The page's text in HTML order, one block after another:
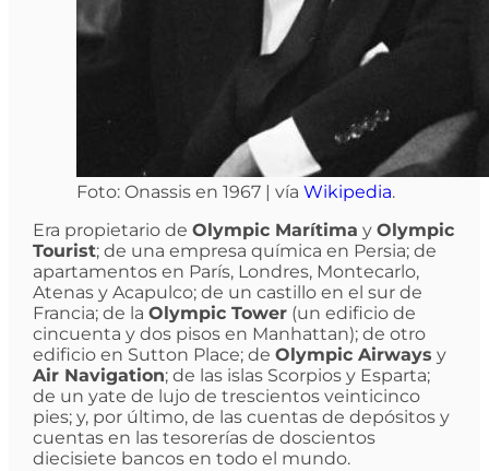
Foto: Onassis en 1967 | vía Wikipedia.
Era propietario de Olympic Marítima y Olympic
Tourist; de una empresa química en Persia; de
apartamentos en París, Londres, Montecarlo,
Atenas y Acapulco; de un castillo en el sur de
Francia; de la Olympic Tower(un edificio de
cincuenta y dos pisos en Manhattan); de otro
edificio en Sutton Place; de Olympic Airways y
Air Navigation; de las islas Scorpios y Esparta;
de un yate de lujo de trescientos veinticinco
pies; y, por último, de las cuentas de depósitos y
cuentas en las tesorerías de doscientos
diecisiete bancos en todo el mundo.